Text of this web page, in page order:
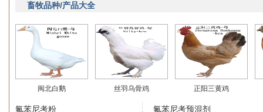
畜牧品种/产品大全
闽北白鹅 丝羽乌骨鸡 正阳三黄鸡
氟苯尼考粉
氟苯尼考预混剂